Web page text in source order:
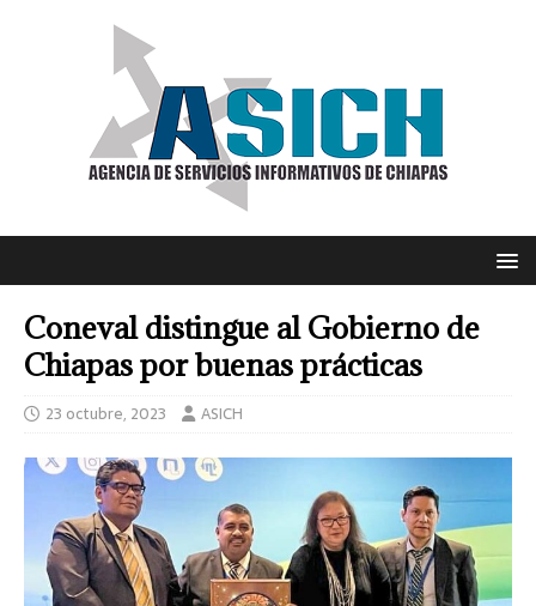
Coneval distingue al Gobierno de
Chiapas por buenas prácticas
23 octubre, 2023 ASICH